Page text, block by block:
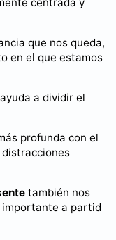
que nos queda,
en el que estamos
a dividir el
profunda con el
también nos
importante a partid